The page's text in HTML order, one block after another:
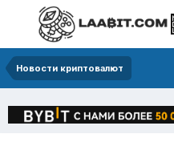
Новости криптовалют